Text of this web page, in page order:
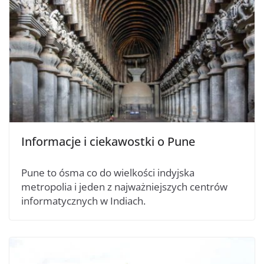
Informacje i ciekawostki o Pune
Pune to ósma co do wielkości indyjska
metropolia i jeden z najważniejszych centrów
informatycznych w Indiach.